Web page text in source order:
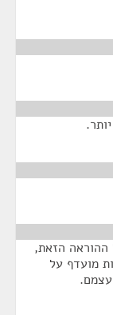
38 לא יחול על ההוראה הזאת,
מועדף על